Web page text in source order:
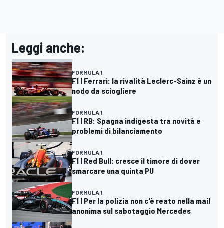
Leggi anche:
FORMULA 1
F1 | Ferrari: la rivalità Leclerc-Sainz è un
nodo da sciogliere
FORMULA 1
F1 | RB: Spagna indigesta tra novità e
problemi di bilanciamento
FORMULA 1
F1 | Red Bull: cresce il timore di dover
smarcare una quinta PU
FORMULA 1
F1 | Per la polizia non c'è reato nella mail
anonima sul sabotaggio Mercedes